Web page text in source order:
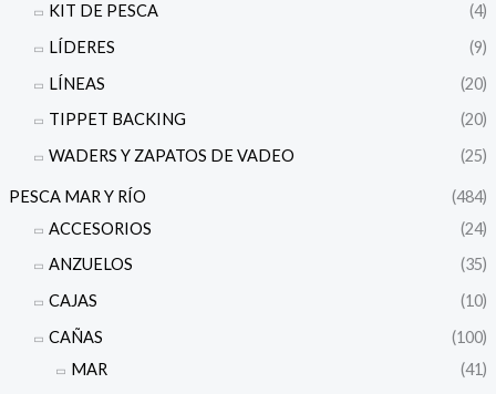
KIT DE PESCA
(4)
LÍDERES
(9)
LÍNEAS
(20)
TIPPET BACKING
(20)
WADERS Y ZAPATOS DE VADEO
(25)
PESCA MAR Y RÍO
(484)
ACCESORIOS
(24)
ANZUELOS
(35)
CAJAS
(10)
CAÑAS
(100)
MAR
(41)